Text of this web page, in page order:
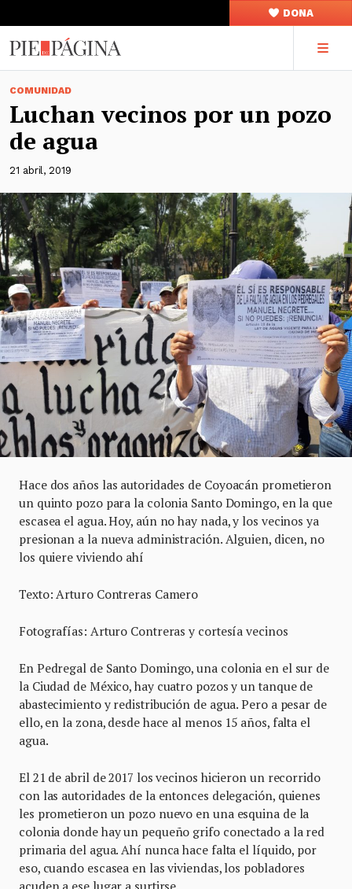
DONA
COMUNIDAD
Luchan vecinos por un pozo
de agua
21 abril, 2019
Hace dos años las autoridades de Coyoacán prometieron
un quinto pozo para la colonia Santo Domingo, en la que
escasea el agua. Hoy, aún no hay nada, y los vecinos ya
presionan a la nueva administración. Alguien, dicen, no
los quiere viviendo ahí
Texto: Arturo Contreras Camero
Fotografías: Arturo Contreras y cortesía vecinos
En Pedregal de Santo Domingo, una colonia en el sur de
la Ciudad de México, hay cuatro pozos y un tanque de
abastecimiento y redistribución de agua. Pero a pesar de
ello, en la zona, desde hace al menos 15 años, falta el
agua.
El 21 de abril de 2017 los vecinos hicieron un recorrido
con las autoridades de la entonces delegación, quienes
les prometieron un pozo nuevo en una esquina de la
colonia donde hay un pequeño grifo conectado a la red
primaria del agua. Ahí nunca hace falta el líquido, por
eso, cuando escasea en las viviendas, los pobladores
acuden a ese lugar a surtirse.